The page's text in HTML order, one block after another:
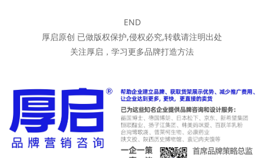
END
厚启原创 已做版权保护,侵权必究,转载请注明出处
关注厚启，学习更多品牌打造方法